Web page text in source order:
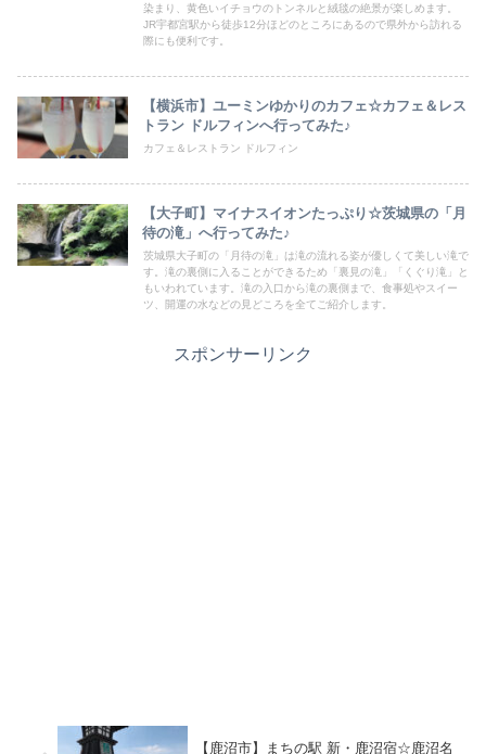
染まり、黄色いイチョウのトンネルと絨毯の絶景が楽しめます。
JR宇都宮駅から徒歩12分ほどのところにあるので県外から訪れる
際にも便利です。
【横浜市】ユーミンゆかりのカフェ☆カフェ＆レス
トラン ドルフィンへ行ってみた♪
カフェ＆レストラン ドルフィン
【大子町】マイナスイオンたっぷり☆茨城県の「月
待の滝」へ行ってみた♪
茨城県大子町の「月待の滝」は滝の流れる姿が優しくて美しい滝で
す。滝の裏側に入ることができるため「裏見の滝」「くぐり滝」と
もいわれています。滝の入口から滝の裏側まで、食事処やスイー
ツ、開運の水などの見どころを全てご紹介します。
スポンサーリンク
【鹿沼市】まちの駅 新・鹿沼宿☆鹿沼名